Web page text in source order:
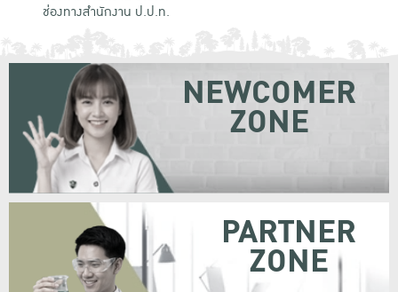
ช่องทางสำนักงาน ป.ป.ท.
NEWCOMER
ZONE
PARTNER
ZONE